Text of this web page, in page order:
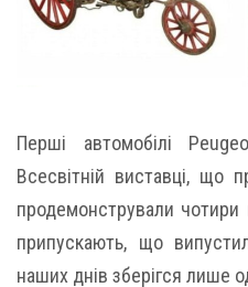
Перші автомобілі
Всесвітній виставці, що
продемонстрували чотири
припускають, що
наших днів зберігся лише